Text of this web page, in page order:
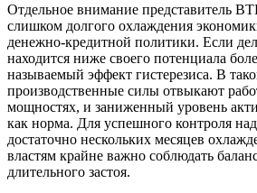
Отдельное внимание представитель
слишком долгого охлаждения
денежно-кредитной политики. Если
находится ниже своего потенциала
называемый эффект гистерезиса. В
производственные силы отвыкают
мощностях, и заниженный уровень
как норма. Для успешного контроля
достаточно нескольких месяцев
властям крайне важно соблюдать
длительного застоя.